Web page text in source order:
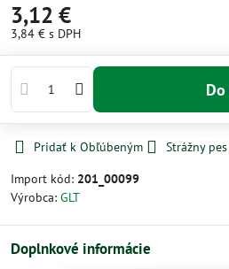
3,12 €
3,84 € s DPH
Pridať k Obľúbeným Strážny pes
Import kód: 201_00099
Výrobca: GLT
Doplnkové informácie